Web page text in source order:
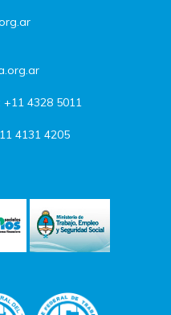
4328 5011
4131 4205